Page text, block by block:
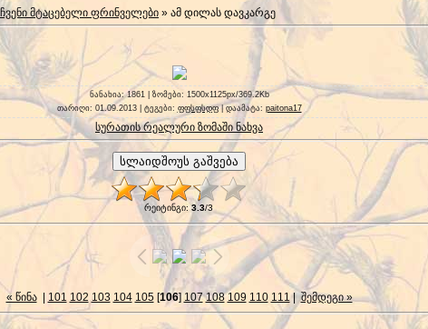
ჩვენი მტაცებელი ფრინველები » ამ დილას დავკარგე
ნანახია: 1861 | ზომები: 1500x1125px/369.2Kb
თარიღი: 01.09.2013 | ტეგები: ფფსფსდფ|დაამატა: paitona17
სურათის რეალური ზომაში ნახვა
რეიტინგი: 3.3/3
« წინა| 101 102 103 104 105[106] 107 108 109 110 111|შემდეგი »